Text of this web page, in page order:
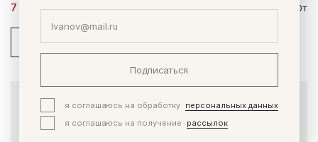
7 450 ₽ 9 310 ₽ 60 капс + 60т + 60т
В корзину Купить в 1 клик
Подписаться
я соглашаюсь на обработку
персональных данных
я соглашаюсь на получение
рассылок